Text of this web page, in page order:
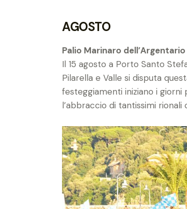
AGOSTO
Palio Marinaro dell’Argentario
Il 15 agosto a Porto Santo
Pilarella e Valle si disputa
festeggiamenti iniziano i
l’abbraccio di tantissimi